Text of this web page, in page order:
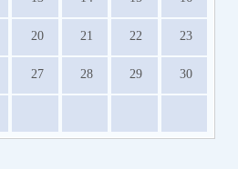
20 21 22 23
27 28 29 30